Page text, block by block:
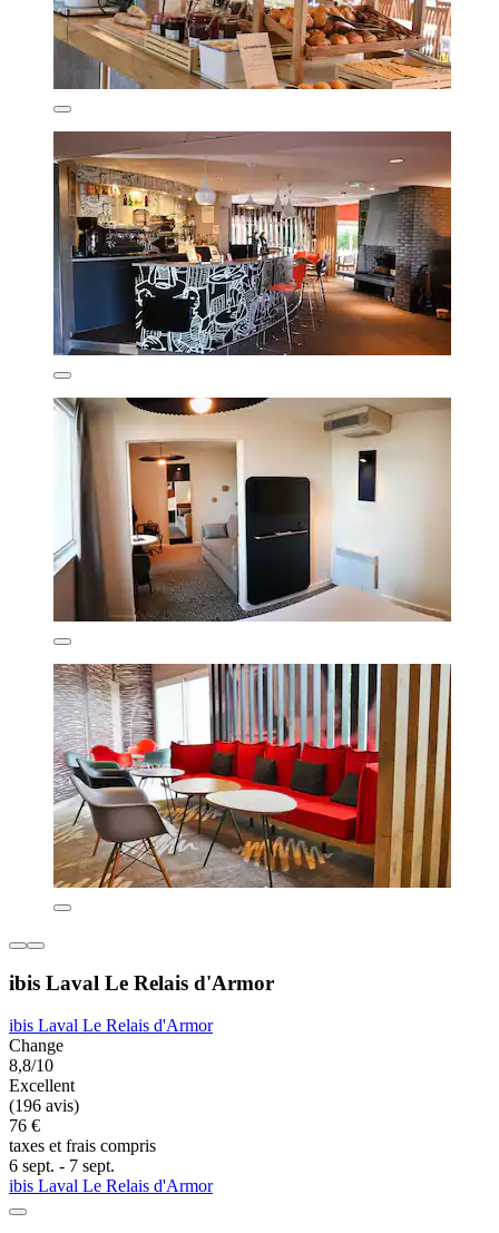
ibis Laval Le Relais d'Armor
ibis Laval Le Relais d'Armor
Change
8,8/10
Excellent
(196 avis)
76 €
taxes et frais compris
6 sept. - 7 sept.
ibis Laval Le Relais d'Armor